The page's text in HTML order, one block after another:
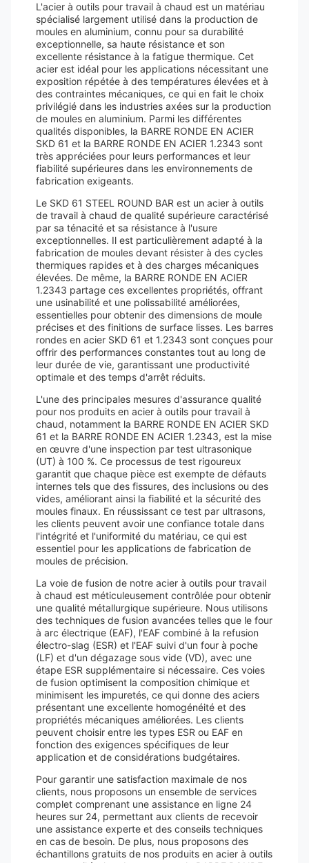
L'acier à outils pour travail à chaud est un matériau
spécialisé largement utilisé dans la production de
moules en aluminium, connu pour sa durabilité
exceptionnelle, sa haute résistance et son
excellente résistance à la fatigue thermique. Cet
acier est idéal pour les applications nécessitant une
exposition répétée à des températures élevées et à
des contraintes mécaniques, ce qui en fait le choix
privilégié dans les industries axées sur la production
de moules en aluminium. Parmi les différentes
qualités disponibles, la BARRE RONDE EN ACIER
SKD 61 et la BARRE RONDE EN ACIER 1.2343 sont
très appréciées pour leurs performances et leur
fiabilité supérieures dans les environnements de
fabrication exigeants.
Le SKD 61 STEEL ROUND BAR est un acier à outils
de travail à chaud de qualité supérieure caractérisé
par sa ténacité et sa résistance à l'usure
exceptionnelles. Il est particulièrement adapté à la
fabrication de moules devant résister à des cycles
thermiques rapides et à des charges mécaniques
élevées. De même, la BARRE RONDE EN ACIER
1.2343 partage ces excellentes propriétés, offrant
une usinabilité et une polissabilité améliorées,
essentielles pour obtenir des dimensions de moule
précises et des finitions de surface lisses. Les barres
rondes en acier SKD 61 et 1.2343 sont conçues pour
offrir des performances constantes tout au long de
leur durée de vie, garantissant une productivité
optimale et des temps d'arrêt réduits.
L'une des principales mesures d'assurance qualité
pour nos produits en acier à outils pour travail à
chaud, notamment la BARRE RONDE EN ACIER SKD
61 et la BARRE RONDE EN ACIER 1.2343, est la mise
en œuvre d'une inspection par test ultrasonique
(UT) à 100 %. Ce processus de test rigoureux
garantit que chaque pièce est exempte de défauts
internes tels que des fissures, des inclusions ou des
vides, améliorant ainsi la fiabilité et la sécurité des
moules finaux. En réussissant ce test par ultrasons,
les clients peuvent avoir une confiance totale dans
l'intégrité et l'uniformité du matériau, ce qui est
essentiel pour les applications de fabrication de
moules de précision.
La voie de fusion de notre acier à outils pour travail
à chaud est méticuleusement contrôlée pour obtenir
une qualité métallurgique supérieure. Nous utilisons
des techniques de fusion avancées telles que le four
à arc électrique (EAF), l'EAF combiné à la refusion
électro-slag (ESR) et l'EAF suivi d'un four à poche
(LF) et d'un dégazage sous vide (VD), avec une
étape ESR supplémentaire si nécessaire. Ces voies
de fusion optimisent la composition chimique et
minimisent les impuretés, ce qui donne des aciers
présentant une excellente homogénéité et des
propriétés mécaniques améliorées. Les clients
peuvent choisir entre les types ESR ou EAF en
fonction des exigences spécifiques de leur
application et de considérations budgétaires.
Pour garantir une satisfaction maximale de nos
clients, nous proposons un ensemble de services
complet comprenant une assistance en ligne 24
heures sur 24, permettant aux clients de recevoir
une assistance experte et des conseils techniques
en cas de besoin. De plus, nous proposons des
échantillons gratuits de nos produits en acier à outils